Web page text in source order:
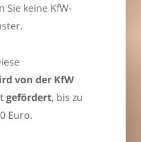
Sie keine KfW-
von der KfW
gefördert, bis zu
Euro.